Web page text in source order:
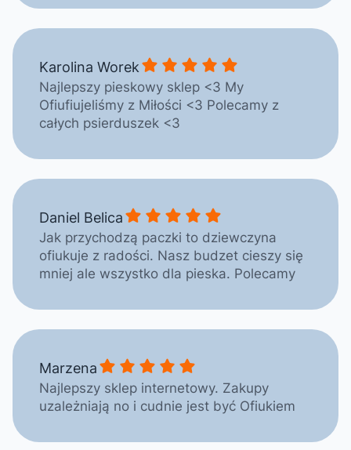
Karolina Worek
Karolina Worek gave a rating
Najlepszy pieskowy sklep <3 My
Ofiufiujeliśmy z Miłości <3 Polecamy z
całych psierduszek <3
Daniel Belica
Daniel Belica gave a rating of: 5
Jak przychodzą paczki to dziewczyna
ofiukuje z radości. Nasz budzet cieszy się
mniej ale wszystko dla pieska. Polecamy
Marzena
Marzena gave a rating of: 5
Najlepszy sklep internetowy. Zakupy
uzależniają no i cudnie jest być Ofiukiem